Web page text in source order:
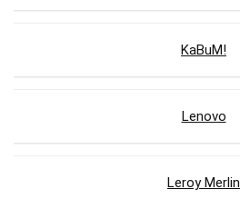
KaBuM!
Lenovo
Leroy Merlin